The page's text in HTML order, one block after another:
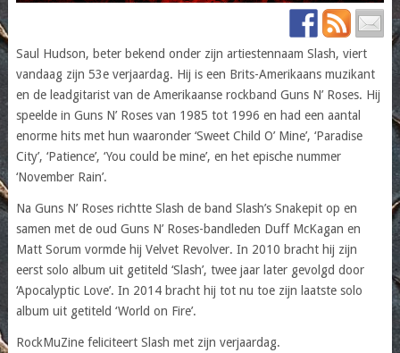
Saul Hudson, beter bekend onder zijn artiestennaam Slash, viert
vandaag zijn 53e verjaardag. Hij is een Brits-Amerikaans muzikant
en de leadgitarist van de Amerikaanse rockband Guns N’ Roses. Hij
speelde in Guns N’ Roses van 1985 tot 1996 en had een aantal
enorme hits met hun waaronder ‘Sweet Child O’ Mine’, ‘Paradise
City’, ‘Patience’, ‘You could be mine’, en het epische nummer
‘November Rain’.
Na Guns N’ Roses richtte Slash de band Slash’s Snakepit op en
samen met de oud Guns N’ Roses-bandleden Duff McKagan en
Matt Sorum vormde hij Velvet Revolver. In 2010 bracht hij zijn
eerst solo album uit getiteld ‘Slash’, twee jaar later gevolgd door
‘Apocalyptic Love’. In 2014 bracht hij tot nu toe zijn laatste solo
album uit getiteld ‘World on Fire’.
RockMuZine feliciteert Slash met zijn verjaardag.